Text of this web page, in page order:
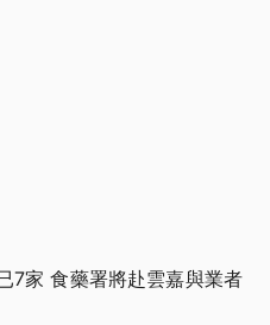
7家 食藥署將赴雲嘉與業者